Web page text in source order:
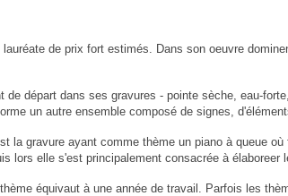
de prix fort estimés. Dans son oeuvre
de départ dans ses gravures - pointe sèche, eau-
un autre ensemble composé de signes,
la gravure ayant comme thème un piano à queue
lors elle s'est principalement consacrée à
équivaut à une année de travail. Parfois les